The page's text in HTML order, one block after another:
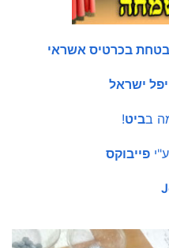
בכרטיס אשראי
ישראל
בביט!
פייבוקס